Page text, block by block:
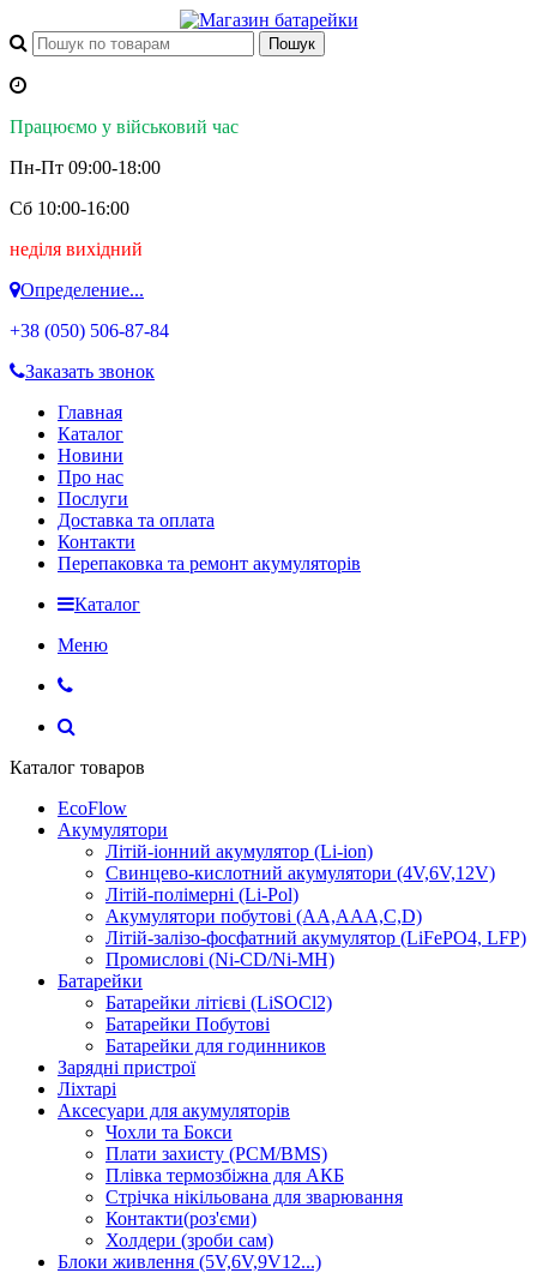
Працюємо у військовий час
Пн-Пт 09:00-18:00
Сб 10:00-16:00
неділя вихідний
Определение...
+38 (050) 506-87-84
Заказать звонок
Главная
Каталог
Новини
Про нас
Послуги
Доставка та оплата
Контакти
Перепаковка та ремонт акумуляторів
Каталог
Меню
Каталог товаров
EcoFlow
Акумулятори
Літій-іонний акумулятор (Li-ion)
Свинцево-кислотний акумулятори (4V,6V,12V)
Літій-полімерні (Li-Pol)
Акумулятори побутові (AA,AAA,C,D)
Літій-залізо-фосфатний акумулятор (LiFePO4, LFP)
Промислові (Ni-CD/Ni-MH)
Батарейки
Батарейки літієві (LiSOCl2)
Батарейки Побутові
Батарейки для годинников
Зарядні пристрої
Ліхтарі
Аксесуари для акумуляторів
Чохли та Бокси
Плати захисту (PCM/BMS)
Плівка термозбіжна для АКБ
Стрічка нікільована для зварювання
Контакти(роз'єми)
Холдери (зроби сам)
Блоки живлення (5V,6V,9V12...)